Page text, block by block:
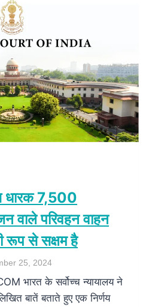
धारक 7,500
वाले परिवहन वाहन
रूप से सक्षम है
25, 2024
भारत के सर्वोच्च न्यायालय ने
बातें बताते हुए एक निर्णय